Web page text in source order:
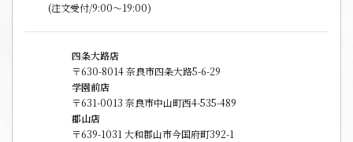
(注文受付/9:00～19:00)
四条大路店
〒630-8014 奈良市四条大路5-6-29
学園前店
〒631-0013 奈良市中山町西4-535-489
郡山店
〒639-1031 大和郡山市今国府町392-1